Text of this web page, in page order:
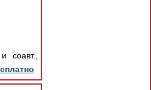
соавт.,